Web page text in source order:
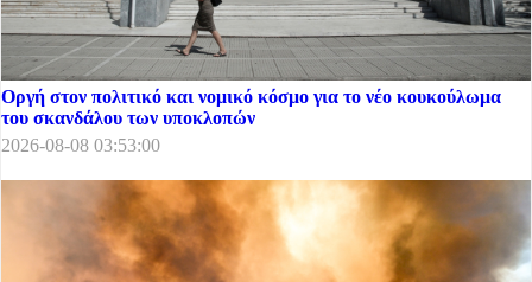
Οργή στον πολιτικό και νομικό κόσμο για το νέο κουκούλωμα
του σκανδάλου των υποκλοπών
2026-08-08 03:53:00